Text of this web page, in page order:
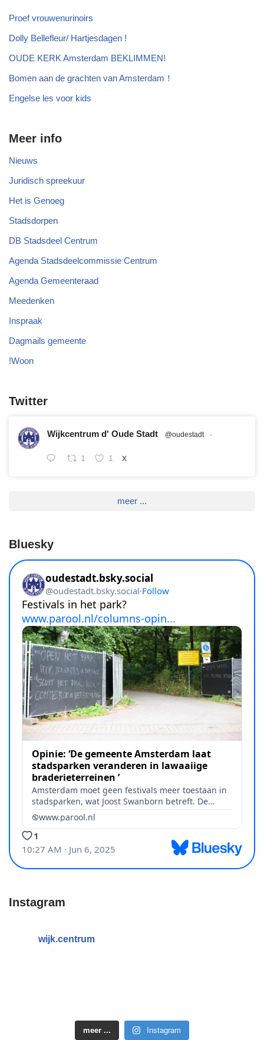
Proef vrouwenurinoirs
Dolly Bellefleur/ Hartjesdagen !
OUDE KERK Amsterdam BEKLIMMEN!
Bomen aan de grachten van Amsterdam！
Engelse les voor kids
Meer info
Nieuws
Juridisch spreekuur
Het is Genoeg
Stadsdorpen
DB Stadsdeel Centrum
Agenda Stadsdeelcommissie Centrum
Agenda Gemeenteraad
Meedenken
Inspraak
Dagmails gemeente
!Woon
Twitter
Wijkcentrum d' Oude Stadt @oudestadt ·
1 1 X
meer ...
Bluesky
Instagram
wijk.centrum
meer ... Instagram